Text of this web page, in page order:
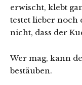
erwischt, klebt
testet lieber noch
nicht, dass der
Wer mag, kann
bestäuben.